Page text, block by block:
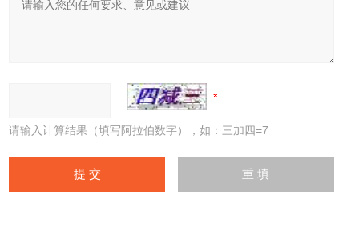
请输入计算结果（填写阿拉伯数字），如：三加四=7